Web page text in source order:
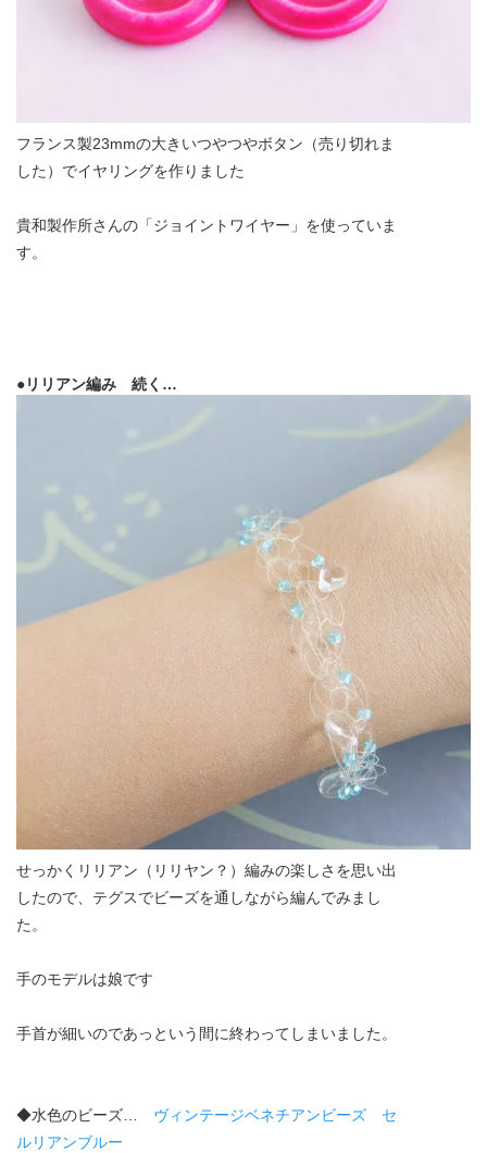
フランス製23mmの大きいつやつやボタン（売り切れま
した）でイヤリングを作りました
貴和製作所さんの「ジョイントワイヤー」を使っていま
す。
●リリアン編み 続く…
せっかくリリアン（リリヤン？）編みの楽しさを思い出
したので、テグスでビーズを通しながら編んでみまし
た。
手のモデルは娘です
手首が細いのであっという間に終わってしまいました。
◆水色のビーズ… ヴィンテージベネチアンビーズ セ
ルリアンブルー